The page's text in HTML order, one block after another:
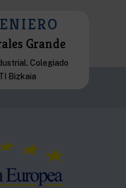
Grande
Colegiado
Bizkaia